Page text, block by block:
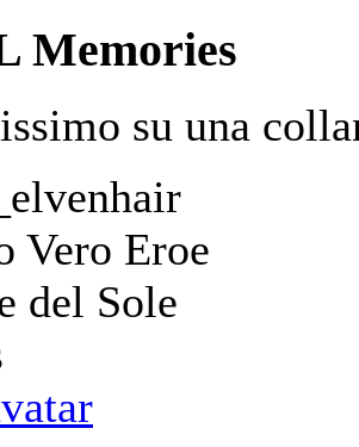
Memories
su una
Vero Eroe
del Sole